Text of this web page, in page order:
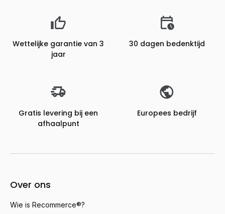
Wettelijke garantie van 3
jaar
30 dagen bedenktijd
Gratis levering bij een
afhaalpunt
Europees bedrijf
Over ons
Wie is Recommerce®?